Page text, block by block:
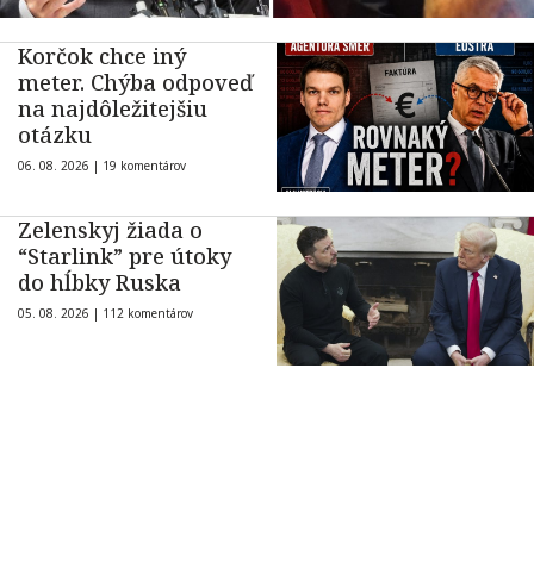
Korčok chce iný
meter. Chýba odpoveď
na najdôležitejšiu
otázku
06. 08. 2026 | 19 komentárov
Zelenskyj žiada o
“Starlink” pre útoky
do hĺbky Ruska
05. 08. 2026 | 112 komentárov